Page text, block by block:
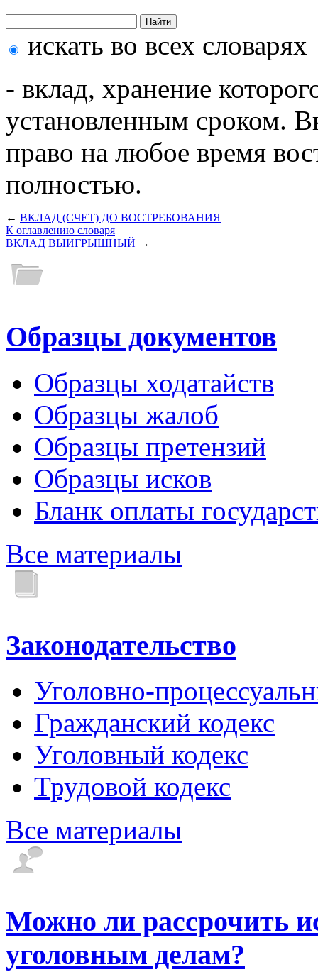
искать во всех словарях
- вклад, хранение
установленным сроком.
право на любое время
полностью.
← ВКЛАД (СЧЕТ) ДО ВОСТРЕБОВАНИЯ
К оглавлению словаря
ВКЛАД ВЫИГРЫШНЫЙ →
Образцы документов
Образцы ходатайств
Образцы жалоб
Образцы претензий
Образцы исков
Бланк оплаты
Все материалы
Законодательство
Уголовно-
Гражданский кодекс
Уголовный кодекс
Трудовой кодекс
Все материалы
Можно ли рассрочить
уголовным делам?